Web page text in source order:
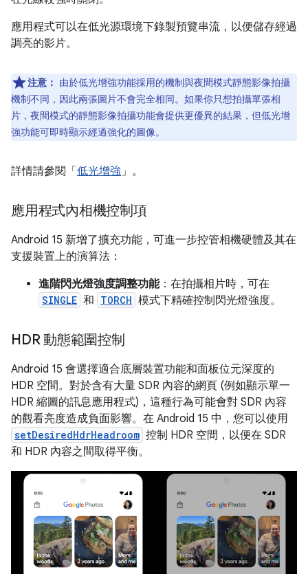
應用程式可以在低光源環境下錄製預覽串流，以便儲存經過
調亮的影片。
注意： 由於低光增強功能採用的機制與夜間模式靜態影像拍攝
機制不同，因此兩張圖片不會完全相同。如果你只想拍攝單張相
片，夜間模式的靜態影像拍攝功能會提供更優異的結果，但低光增
強功能可即時顯示經過強化的圖像。
詳情請參閱「 低光增強」。
應用程式內相機控制項
Android 15 新增了擴充功能，可進一步控管相機硬體及其在
支援裝置上的演算法：
進階閃光燈強度調整功能：在拍攝相片時，可在
SINGLE 和 TORCH 模式下精確控制閃光燈強度。
HDR 動態範圍控制
Android 15 會選擇適合底層裝置功能和面板位元深度的
HDR 空間。對於含有大量 SDR 內容的網頁 (例如顯示單一
HDR 縮圖的訊息應用程式)，這種行為可能會對 SDR 內容
的觀看亮度造成負面影響。在 Android 15 中，您可以使用
setDesiredHdrHeadroom 控制 HDR 空間，以便在 SDR
和 HDR 內容之間取得平衡。